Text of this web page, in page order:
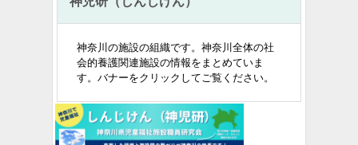
神奈川の施設の組織です。 神奈川全体の社
会的養護関連施設の情報をまとめていま
す。バナーをクリックしてご覧ください。